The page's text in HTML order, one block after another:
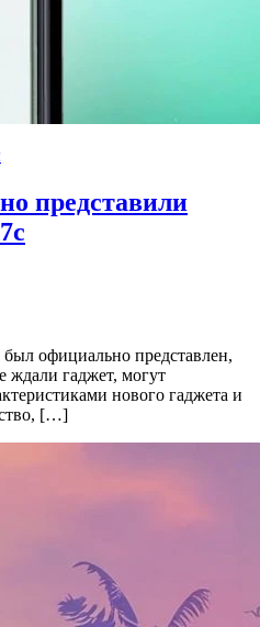
представили
официально представлен,
ждали гаджет, могут
нового гаджета и
[…]